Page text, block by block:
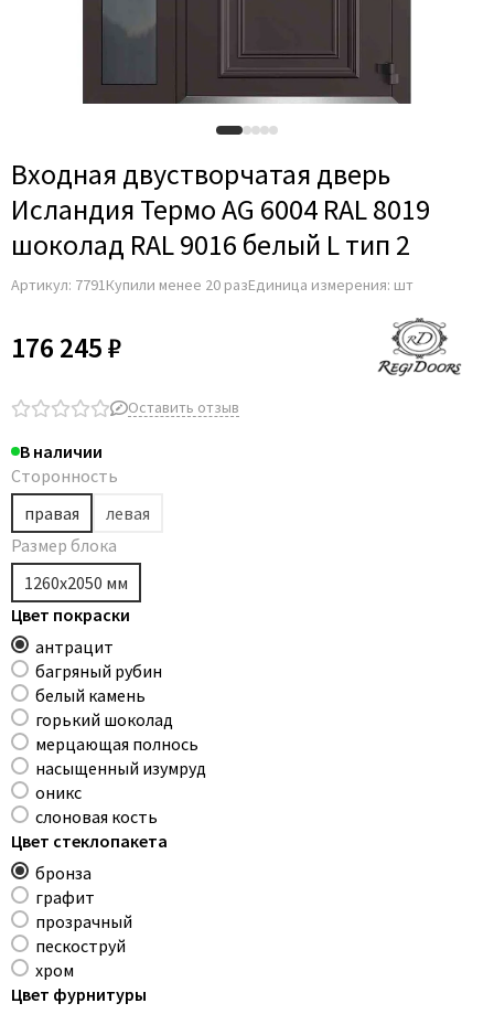
Входная двустворчатая дверь
Исландия Термо AG 6004 RAL 8019
шоколад RAL 9016 белый L тип 2
Артикул: 7791Купили менее 20 разЕдиница измерения: шт
176 245 ₽
Оставить отзыв
В наличии
Сторонность
правая
левая
Размер блока
1260х2050 мм
Цвет покраски
антрацит
багряный рубин
белый камень
горький шоколад
мерцающая полнось
насыщенный изумруд
оникс
слоновая кость
Цвет стеклопакета
бронза
графит
прозрачный
пескоструй
хром
Цвет фурнитуры